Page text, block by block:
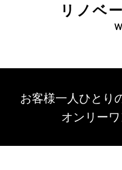
リノベ
お客様一人ひとり
オンリー